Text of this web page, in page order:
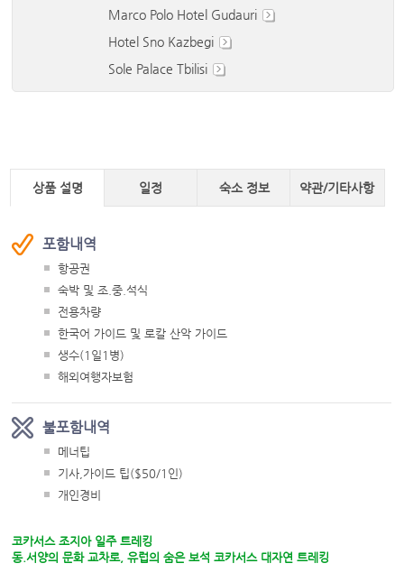
Marco Polo Hotel Gudauri
Hotel Sno Kazbegi
Sole Palace Tbilisi
상품 설명 일정 숙소 정보 약관/기타사항
포함내역
항공권
숙박 및 조.중.석식
전용차량
한국어 가이드 및 로칼 산악 가이드
생수(1일1병)
해외여행자보험
불포함내역
메너팁
기사,가이드 팁($50/1인)
개인경비
코카서스 조지아 일주 트레킹
동.서양의 문화 교차로, 유럽의 숨은 보석 코카서스 대자연 트레킹